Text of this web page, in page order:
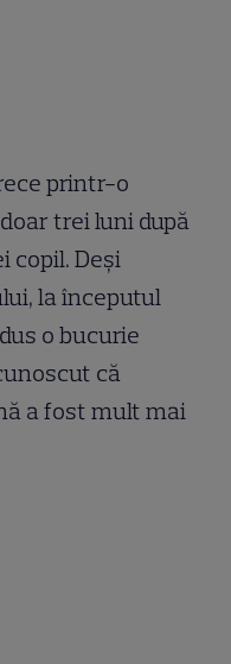
printr-o
trei luni după
copil. Deși
la începutul
o bucurie
că
a fost mult mai